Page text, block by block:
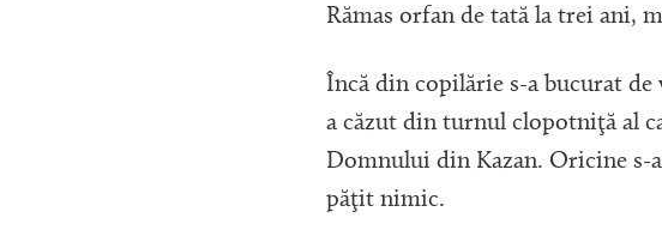
Rămas orfan de tată la trei ani,
Încă din copilărie s-a bucurat
a căzut din turnul clopotniţă al
Domnului din Kazan. Oricine s-
păţit nimic.